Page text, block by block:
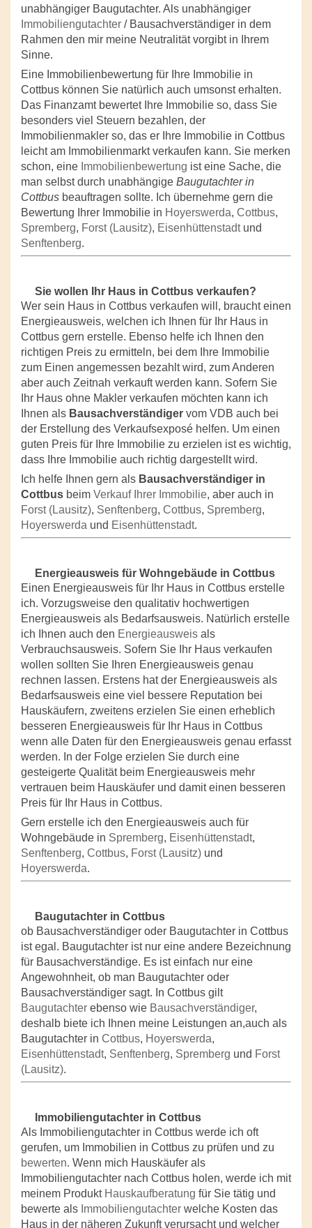
unabhängiger Baugutachter. Als unabhängiger
Immobiliengutachter / Bausachverständiger in dem
Rahmen den mir meine Neutralität vorgibt in Ihrem
Sinne.
Eine Immobilienbewertung für Ihre Immobilie in
Cottbus können Sie natürlich auch umsonst erhalten.
Das Finanzamt bewertet Ihre Immobilie so, dass Sie
besonders viel Steuern bezahlen, der
Immobilienmakler so, das er Ihre Immobilie in Cottbus
leicht am Immobilienmarkt verkaufen kann. Sie merken
schon, eine Immobilienbewertung ist eine Sache, die
man selbst durch unabhängige Baugutachter in
Cottbus beauftragen sollte. Ich übernehme gern die
Bewertung Ihrer Immobilie in Hoyerswerda, Cottbus,
Spremberg, Forst (Lausitz), Eisenhüttenstadtund
Senftenberg.
Sie wollen Ihr Haus in Cottbus verkaufen?
Wer sein Haus in Cottbus verkaufen will, braucht einen
Energieausweis, welchen ich Ihnen für Ihr Haus in
Cottbus gern erstelle. Ebenso helfe ich Ihnen den
richtigen Preis zu ermitteln, bei dem Ihre Immobilie
zum Einen angemessen bezahlt wird, zum Anderen
aber auch Zeitnah verkauft werden kann. Sofern Sie
Ihr Haus ohne Makler verkaufen möchten kann ich
Ihnen als Bausachverständiger vom VDB auch bei
der Erstellung des Verkaufsexposé helfen. Um einen
guten Preis für Ihre Immobilie zu erzielen ist es wichtig,
dass Ihre Immobilie auch richtig dargestellt wird.
Ich helfe Ihnen gern als Bausachverständiger in
Cottbus beim Verkauf Ihrer Immobilie, aber auch in
Forst (Lausitz), Senftenberg, Cottbus, Spremberg,
Hoyerswerda und Eisenhüttenstadt.
Energieausweis für Wohngebäude in Cottbus
Einen Energieausweis für Ihr Haus in Cottbus erstelle
ich. Vorzugsweise den qualitativ hochwertigen
Energieausweis als Bedarfsausweis. Natürlich erstelle
ich Ihnen auch den Energieausweis als
Verbrauchsausweis. Sofern Sie Ihr Haus verkaufen
wollen sollten Sie Ihren Energieausweis genau
rechnen lassen. Erstens hat der Energieausweis als
Bedarfsausweis eine viel bessere Reputation bei
Hauskäufern, zweitens erzielen Sie einen erheblich
besseren Energieausweis für Ihr Haus in Cottbus
wenn alle Daten für den Energieausweis genau erfasst
werden. In der Folge erzielen Sie durch eine
gesteigerte Qualität beim Energieausweis mehr
vertrauen beim Hauskäufer und damit einen besseren
Preis für Ihr Haus in Cottbus.
Gern erstelle ich den Energieausweis auch für
Wohngebäude in Spremberg, Eisenhüttenstadt,
Senftenberg, Cottbus, Forst (Lausitz) und
Hoyerswerda.
Baugutachter in Cottbus
ob Bausachverständiger oder Baugutachter in Cottbus
ist egal. Baugutachter ist nur eine andere Bezeichnung
für Bausachverständige. Es ist einfach nur eine
Angewohnheit, ob man Baugutachter oder
Bausachverständiger sagt. In Cottbus gilt
Baugutachter ebenso wie Bausachverständiger,
deshalb biete ich Ihnen meine Leistungen an,auch als
Baugutachter in Cottbus, Hoyerswerda,
Eisenhüttenstadt, Senftenberg, Spremberg und Forst
(Lausitz).
Immobiliengutachter in Cottbus
Als Immobiliengutachter in Cottbus werde ich oft
gerufen, um Immobilien in Cottbus zu prüfen und zu
bewerten. Wenn mich Hauskäufer als
Immobiliengutachter nach Cottbus holen, werde ich mit
meinem Produkt Hauskaufberatung für Sie tätig und
bewerte als Immobiliengutachter welche Kosten das
Haus in der näheren Zukunft verursacht und welcher